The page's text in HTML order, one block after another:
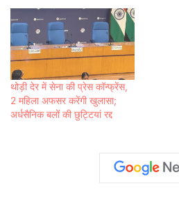
थोड़ी देर में सेना की प्रेस कॉन्फ्रेंस,
2 महिला अफसर करेंगी खुलासा;
अर्धसैनिक बलों की छुट्टियां रद्द